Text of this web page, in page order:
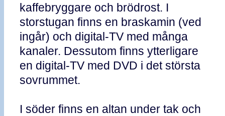
kaffebryggare och brödrost. I
storstugan finns en braskamin (ved
ingår) och digital-TV med många
kanaler. Dessutom finns ytterligare
en digital-TV med DVD i det största
sovrummet.
I söder finns en altan under tak och